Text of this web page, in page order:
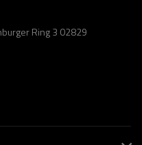
Ring 3 02829